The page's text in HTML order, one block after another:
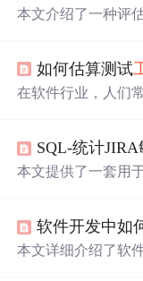
时间管理上的作用
本文介绍了一种评
如何估算测试
在软件行业，人们
比法、WBS估算法
的特点和操作方式
SQL-统计
本文提供了一套用
软件开发中如
本文详细介绍了软